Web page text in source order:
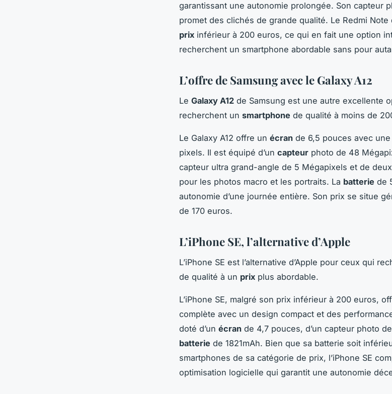
garantissant une autonomie prolongée. Son capteur
promet des clichés de grande qualité. Le Redmi Note
prix inférieur à 200 euros, ce qui en fait une option
recherchent un smartphone abordable sans pour
L’offre de Samsung avec le Galaxy A12
Le Galaxy A12 de Samsung est une autre excellente
recherchent un smartphone de qualité à moins de
Le Galaxy A12 offre un écran de 6,5 pouces avec
pixels. Il est équipé d’un capteur photo de 48
capteur ultra grand-angle de 5 Mégapixels et de
pour les photos macro et les portraits. La batterie de
autonomie d’une journée entière. Son prix se situe
de 170 euros.
L’iPhone SE, l’alternative d’Apple
L’iPhone SE est l’alternative d’Apple pour ceux qui
de qualité à un prix plus abordable.
L’iPhone SE, malgré son prix inférieur à 200 euros,
complète avec un design compact et des
doté d’un écran de 4,7 pouces, d’un capteur photo
batterie de 1821mAh. Bien que sa batterie soit
smartphones de sa catégorie de prix, l’iPhone SE
optimisation logicielle qui garantit une autonomie